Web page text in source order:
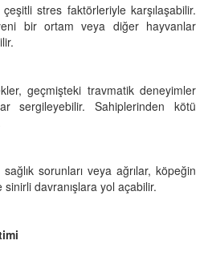
stres faktörleriyle karşılaşabilir.
bir ortam veya diğer hayvanlar
geçmişteki travmatik deneyimler
sergileyebilir. Sahiplerinden kötü
sağlık sorunları veya ağrılar, köpeğin
sinirli davranışlara yol açabilir.